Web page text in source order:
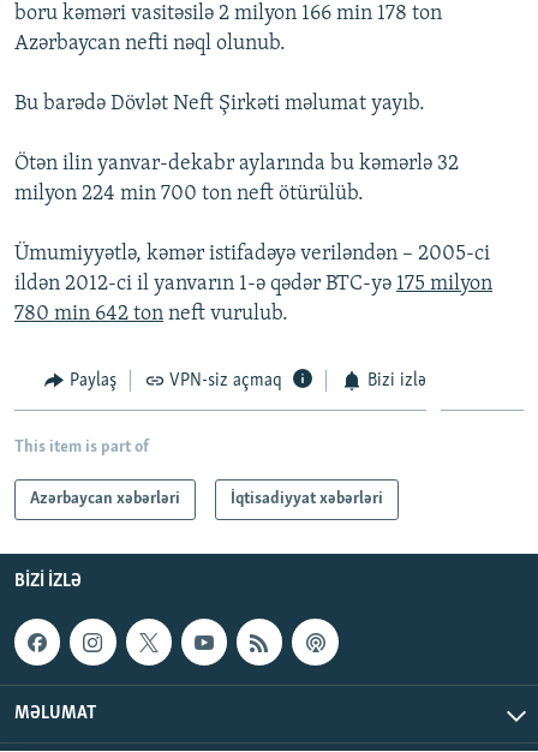
QANUNI DOĞRU
ARAŞDIRMA
MULTIMEDIA
VIDEO
FOTOQALEREYA
KARIKATURA
RADIO ARXIV
OXU ZALI
İSLAM VƏ DEMOKRATIYA
İZ - MƏDƏNIYYƏT PROQRAMI
HAQQIMIZDA
PEŞƏ ETIKASI VƏ JURNALISTIKA STANDARTLARIMIZ
MATERIALLARIMIZDAN ISTIFADƏ
AZADLIQRADIOSU MOBIL TELEFONUNUZDA
BIZIMLƏ ƏLAQƏ
XƏBƏR BÜLLETENLƏRIMIZ
BIZI IZLƏ
RFE/RL-in bütün saytları
boru kəməri vasitəsilə 2 milyon 166 min 178 ton
Azərbaycan nefti nəql olunub.
Bu barədə Dövlət Neft Şirkəti məlumat yayıb.
Ötən ilin yanvar-dekabr aylarında bu kəmərlə 32
milyon 224 min 700 ton neft ötürülüb.
Ümumiyyətlə, kəmər istifadəyə veriləndən – 2005-ci
ildən 2012-ci il yanvarın 1-ə qədər BTC-yə 175 milyon
780 min 642 ton neft vurulub.
Paylaş VPN-siz açmaq Bizi izlə
This item is part of
Azərbaycan xəbərləri İqtisadiyyat xəbərləri
BIZI IZLƏ
MƏLUMAT